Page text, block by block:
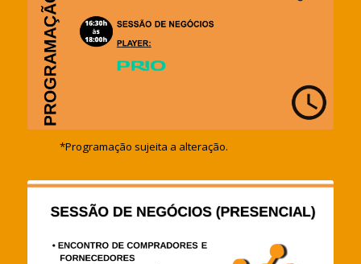
*Programação sujeita a alteração.